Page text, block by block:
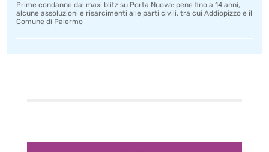
Prime condanne dal maxi blitz su Porta Nuova: pene fino a 14 anni,
alcune assoluzioni e risarcimenti alle parti civili, tra cui Addiopizzo e il
Comune di Palermo